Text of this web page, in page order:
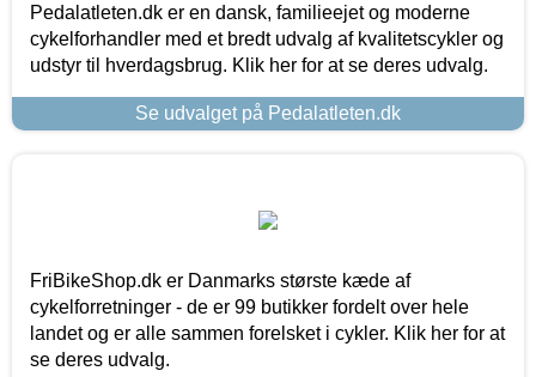
Pedalatleten.dk er en dansk, familieejet og moderne
cykelforhandler med et bredt udvalg af kvalitetscykler og
udstyr til hverdagsbrug. Klik her for at se deres udvalg.
Se udvalget på Pedalatleten.dk
FriBikeShop.dk er Danmarks største kæde af
cykelforretninger - de er 99 butikker fordelt over hele
landet og er alle sammen forelsket i cykler. Klik her for at
se deres udvalg.